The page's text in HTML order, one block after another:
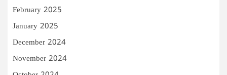
February 2025
January 2025
December 2024
November 2024